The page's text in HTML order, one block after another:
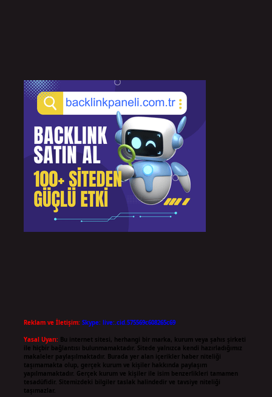
Reklam ve İletişim: Skype: live:.cid.575569c608265c69
Yasal Uyarı: Bu internet sitesi, herhangi bir marka, kurum veya şahıs şirketi
ile hiçbir bağlantısı bulunmamaktadır. Sitede yalnızca kendi hazırladığımız
makaleler paylaşılmaktadır. Burada yer alan içerikler haber niteliği
taşımamakta olup, gerçek kurum ve kişiler hakkında paylaşım
yapılmamaktadır. Gerçek kurum ve kişiler ile isim benzerlikleri tamamen
tesadüfidir. Sitemizdeki bilgiler taslak halindedir ve tavsiye niteliği
taşımazlar.